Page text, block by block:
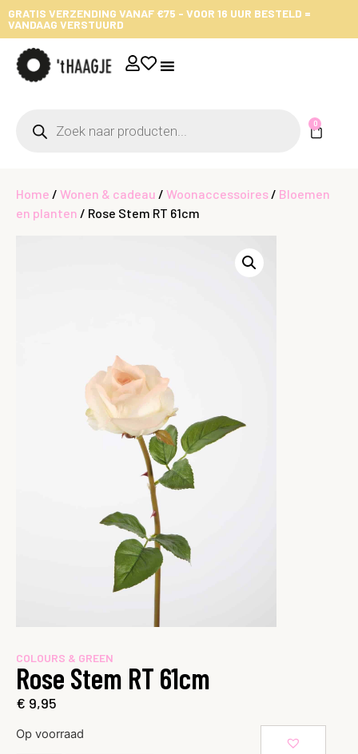
GRATIS VERZENDING VANAF €75 - VOOR 16 UUR BESTELD =
VANDAAG VERSTUURD
0
Home / Wonen & cadeau / Woonaccessoires / Bloemen
en planten / Rose Stem RT 61cm
COLOURS & GREEN
Rose Stem RT 61cm
€ 9,95
Op voorraad